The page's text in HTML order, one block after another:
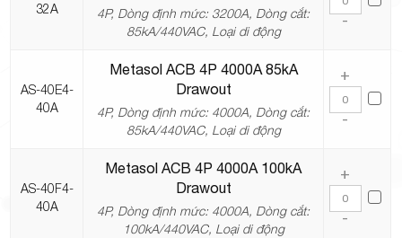
32A
4P, Dòng định mức: 3200A, Dòng cắt:
85kA/440VAC, Loại di động
-
AS-40E4-
40A
Metasol ACB 4P 4000A 85kA
Drawout
4P, Dòng định mức: 4000A, Dòng cắt:
85kA/440VAC, Loại di động
+
-
AS-40F4-
40A
Metasol ACB 4P 4000A 100kA
Drawout
4P, Dòng định mức: 4000A, Dòng cắt:
100kA/440VAC, Loại di động
+
-